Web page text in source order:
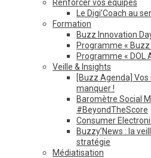
Renforcer vos équipes
Le Digi’Coach au
Formation
Buzz Innovation
Programme « Buzz
Programme « DOL
Veille & Insights
[Buzz Agenda]
manquer !
Baromètre Social
#BeyondTheScore
Consumer
Buzzy’News : la
stratégie
Médiatisation